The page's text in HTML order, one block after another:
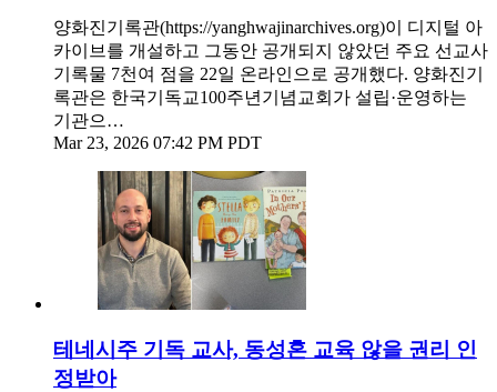
양화진기록관(https://yanghwajinarchives.org)이 디지털 아
카이브를 개설하고 그동안 공개되지 않았던 주요 선교사
기록물 7천여 점을 22일 온라인으로 공개했다. 양화진기
록관은 한국기독교100주년기념교회가 설립·운영하는
기관으…
Mar 23, 2026 07:42 PM PDT
테네시주 기독 교사, 동성혼 교육 않을 권리 인
정받아